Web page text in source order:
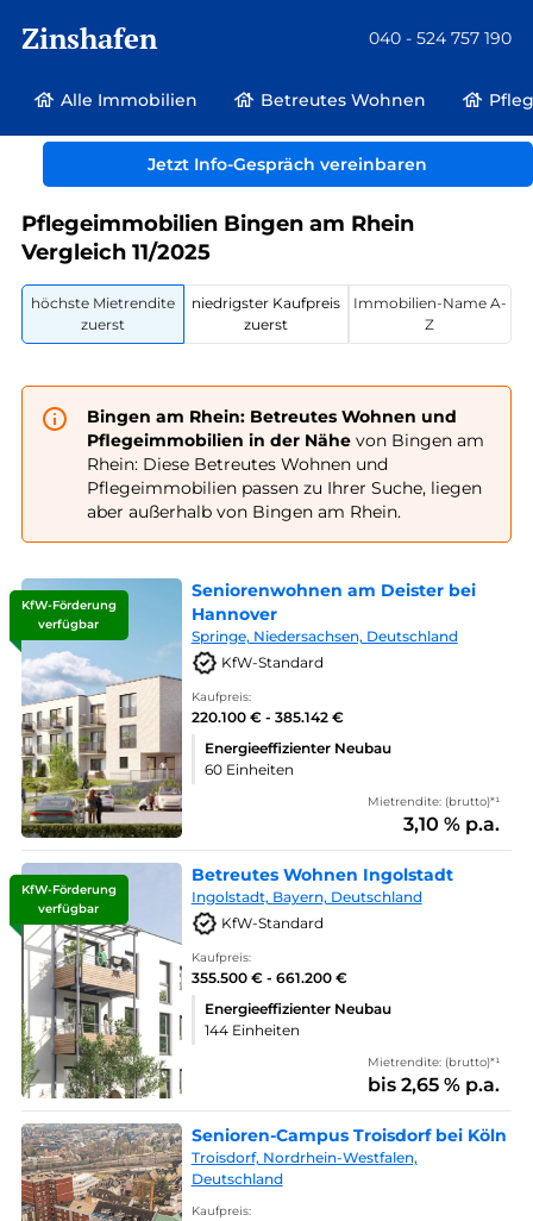
Zinshafen 040 - 524 757 190
Alle Immobilien Betreutes Wohnen
Jetzt Info-Gespräch vereinbaren
Betreutes Wohnen und Pflegeimmobilien Deutschland
Bingen am Rhein
Pflegeimmobilien Bingen am Rhein
Vergleich 11/2025
höchste Mietrendite
zuerst
niedrigster Kaufpreis
zuerst
Immobilien-Name A-
Z
Bingen am Rhein: Betreutes Wohnen und
Pflegeimmobilien in der Nähevon Bingen am
Rhein: Diese Betreutes Wohnen und
Pflegeimmobilien passen zu Ihrer Suche, liegen
aber außerhalb von Bingen am Rhein.
KfW-Förderung
verfügbar
Seniorenwohnen am Deister bei
Hannover
Springe, Niedersachsen, Deutschland
KfW-Standard
Kaufpreis:
220.100 € - 385.142 €
Energieeffizienter Neubau
60 Einheiten
Mietrendite: (brutto)*¹
3,10 % p.a.
KfW-Förderung
verfügbar
Betreutes Wohnen Ingolstadt
Ingolstadt, Bayern, Deutschland
KfW-Standard
Kaufpreis:
355.500 € - 661.200 €
Energieeffizienter Neubau
144 Einheiten
Mietrendite: (brutto)*¹
bis 2,65 % p.a.
Senioren-Campus Troisdorf bei Köln
Troisdorf, Nordrhein-Westfalen,
Deutschland
Kaufpreis: